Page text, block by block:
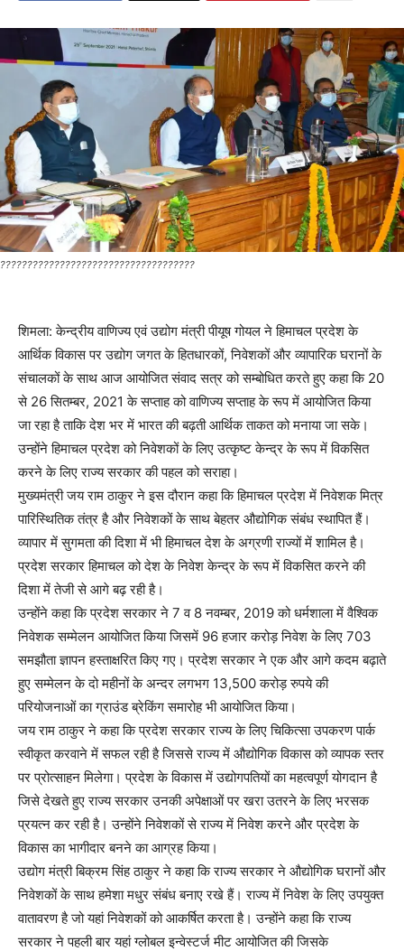
????????????????????????????????????
शिमला: केन्द्रीय वाणिज्य एवं उद्योग मंत्री पीयूष गोयल ने हिमाचल प्रदेश के
आर्थिक विकास पर उद्योग जगत के हितधारकों, निवेशकों और व्यापारिक घरानों के
संचालकों के साथ आज आयोजित संवाद सत्र को सम्बोधित करते हुए कहा कि 20
से 26 सितम्बर, 2021 के सप्ताह को वाणिज्य सप्ताह के रूप में आयोजित किया
जा रहा है ताकि देश भर में भारत की बढ़ती आर्थिक ताकत को मनाया जा सके।
उन्होंने हिमाचल प्रदेश को निवेशकों के लिए उत्कृष्ट केन्द्र के रूप में विकसित
करने के लिए राज्य सरकार की पहल को सराहा।
मुख्यमंत्री जय राम ठाकुर ने इस दौरान कहा कि हिमाचल प्रदेश में निवेशक मित्र
पारिस्थितिक तंत्र है और निवेशकों के साथ बेहतर औद्योगिक संबंध स्थापित हैं।
व्यापार में सुगमता की दिशा में भी हिमाचल देश के अग्रणी राज्यों में शामिल है।
प्रदेश सरकार हिमाचल को देश के निवेश केन्द्र के रूप में विकसित करने की
दिशा में तेजी से आगे बढ़ रही है।
उन्होंने कहा कि प्रदेश सरकार ने 7 व 8 नवम्बर, 2019 को धर्मशाला में वैश्विक
निवेशक सम्मेलन आयोजित किया जिसमें 96 हजार करोड़ निवेश के लिए 703
समझौता ज्ञापन हस्ताक्षरित किए गए। प्रदेश सरकार ने एक और आगे कदम बढ़ाते
हुए सम्मेलन के दो महीनों के अन्दर लगभग 13,500 करोड़ रुपये की
परियोजनाओं का ग्राउंड ब्रेकिंग समारोह भी आयोजित किया।
जय राम ठाकुर ने कहा कि प्रदेश सरकार राज्य के लिए चिकित्सा उपकरण पार्क
स्वीकृत करवाने में सफल रही है जिससे राज्य में औद्योगिक विकास को व्यापक स्तर
पर प्रोत्साहन मिलेगा। प्रदेश के विकास में उद्योगपतियों का महत्वपूर्ण योगदान है
जिसे देखते हुए राज्य सरकार उनकी अपेक्षाओं पर खरा उतरने के लिए भरसक
प्रयत्न कर रही है। उन्होंने निवेशकों से राज्य में निवेश करने और प्रदेश के
विकास का भागीदार बनने का आग्रह किया।
उद्योग मंत्री बिक्रम सिंह ठाकुर ने कहा कि राज्य सरकार ने औद्योगिक घरानों और
निवेशकों के साथ हमेशा मधुर संबंध बनाए रखे हैं। राज्य में निवेश के लिए उपयुक्त
वातावरण है जो यहां निवेशकों को आकर्षित करता है। उन्होंने कहा कि राज्य
सरकार ने पहली बार यहां ग्लोबल इन्वेस्टर्ज मीट आयोजित की जिसके